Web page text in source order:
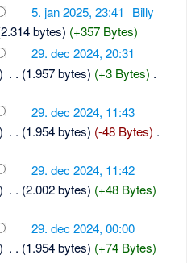
5. jan 2025, 23:41
Billy
bytes) (+357 Bytes)
29. dec 2024, 20:31
. . (1.957 bytes) (+3 Bytes) .
29. dec 2024, 11:43
. . (1.954 bytes) (-48 Bytes) .
29. dec 2024, 11:42
. . (2.002 bytes) (+48 Bytes)
29. dec 2024, 00:00
. . (1.954 bytes) (+74 Bytes)